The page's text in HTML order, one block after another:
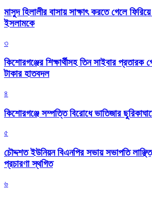
মাসুদ হিলালীর বাসায় সাক্ষাৎ করতে গেলে
ইসলামকে
৩
কিশোরগঞ্জের শিক্ষার্থীসহ তিন সাইবার প্রতারক
টাকার হাতবদল
৪
কিশোরগঞ্জে সম্পত্তি বিরোধে ভাতিজার
৫
চৌদ্দশত ইউনিয়ন বিএনপির সভায় সভাপতি
প্রচারণা স্থগিত
৬